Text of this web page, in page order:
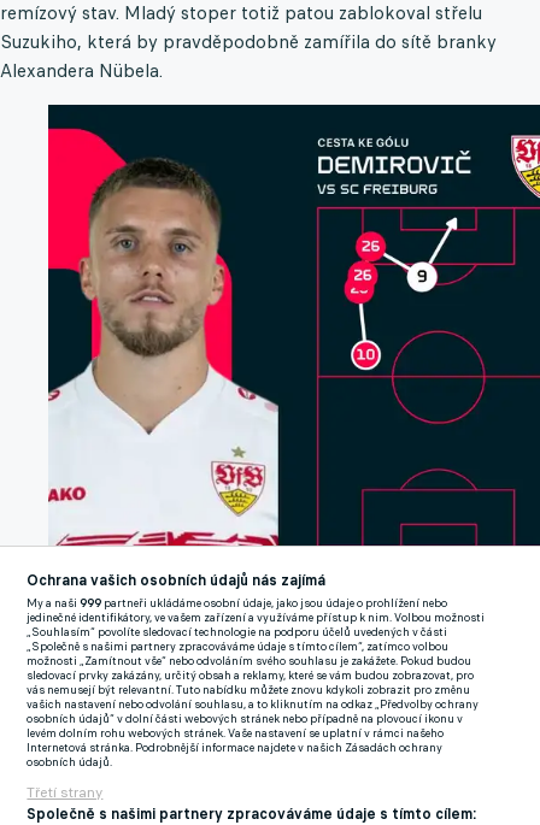
remízový stav. Mladý stoper totiž patou zablokoval střelu
Suzukiho, která by pravděpodobně zamířila do sítě branky
Alexandera Nübela.
Tak vypadal jediný zásah utkání.Opta by Stats
Perform
Stuttgart však nakonec přece jen dokázal vstřelit branku, když
si v 90. minutě střídající Demirovič našel přihrávku Undava a
následnou raketou do pravého horního rohu rozhodl utkání. V
Ochrana vašich osobních údajů nás zajímá
My a naši999 partneři ukládáme osobní údaje, jako jsou údaje o prohlížení nebo
jedinečné identifikátory, ve vašem zařízení a využíváme přístup k nim. Volbou možnosti
„Souhlasím“ povolíte sledovací technologie na podporu účelů uvedených v části
„Společně s našimi partnery zpracováváme údaje s tímto cílem“, zatímco volbou
možnosti „Zamítnout vše“ nebo odvoláním svého souhlasu je zakážete. Pokud budou
sledovací prvky zakázány, určitý obsah a reklamy, které se vám budou zobrazovat, pro
vás nemusejí být relevantní. Tuto nabídku můžete znovu kdykoli zobrazit pro změnu
vašich nastavení nebo odvolání souhlasu, a to kliknutím na odkaz „Předvolby ochrany
osobních údajů“ v dolní části webových stránek nebo případně na plovoucí ikonu v
levém dolním rohu webových stránek. Vaše nastavení se uplatní v rámci našeho
Internetová stránka. Podrobnější informace najdete v našich Zásadách ochrany
osobních údajů.
Třetí strany
Společně s našimi partnery zpracováváme údaje s tímto cílem: